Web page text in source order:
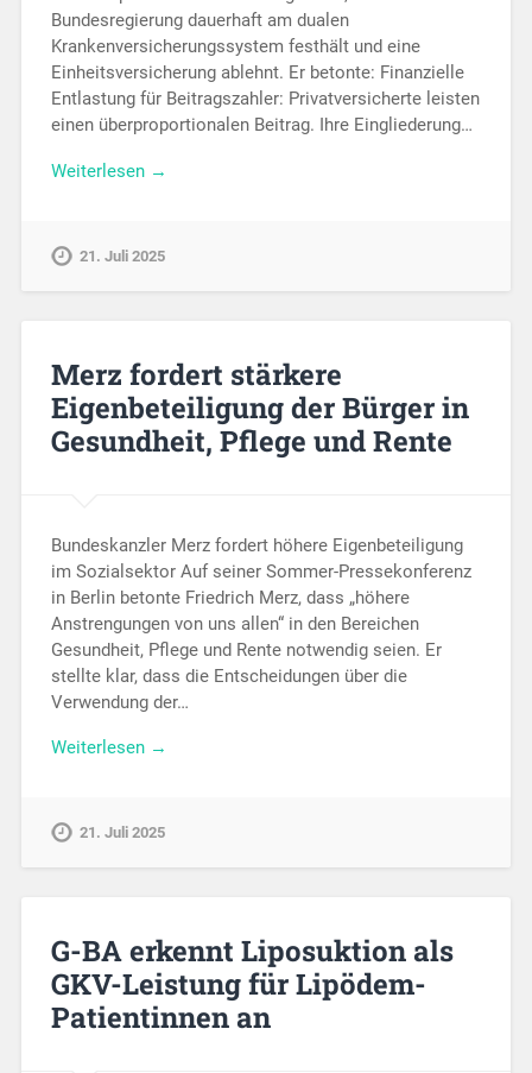
Bundesregierung dauerhaft am dualen
Krankenversicherungssystem festhält und eine
Einheitsversicherung ablehnt. Er betonte: Finanzielle
Entlastung für Beitragszahler: Privatversicherte leisten
einen überproportionalen Beitrag. Ihre Eingliederung…
Weiterlesen →
21. Juli 2025
Merz fordert stärkere
Eigenbeteiligung der Bürger in
Gesundheit, Pflege und Rente
Bundeskanzler Merz fordert höhere Eigenbeteiligung
im Sozialsektor Auf seiner Sommer-Pressekonferenz
in Berlin betonte Friedrich Merz, dass „höhere
Anstrengungen von uns allen“ in den Bereichen
Gesundheit, Pflege und Rente notwendig seien. Er
stellte klar, dass die Entscheidungen über die
Verwendung der…
Weiterlesen →
21. Juli 2025
G-BA erkennt Liposuktion als
GKV-Leistung für Lipödem-
Patientinnen an